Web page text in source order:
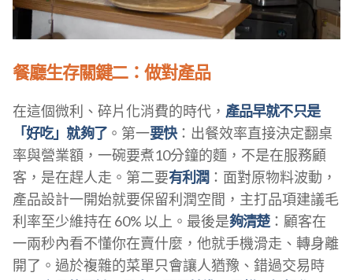
餐廳生存關鍵二：做對產品
在這個微利、碎片化消費的時代， 產品早就不只是
「好吃」就夠了。第一要快：出餐效率直接決定翻桌
率與營業額，一碗要煮10分鐘的麵，不是在服務顧
客，是在趕人走。第二要有利潤 ：面對原物料波動，
產品設計一開始就要保留利潤空間，主打品項建議毛
利率至少維持在 60% 以上。最後是夠清楚：顧客在
一兩秒內看不懂你在賣什麼，他就手機滑走、轉身離
開了。過於複雜的菜單只會讓人猶豫、錯過交易時